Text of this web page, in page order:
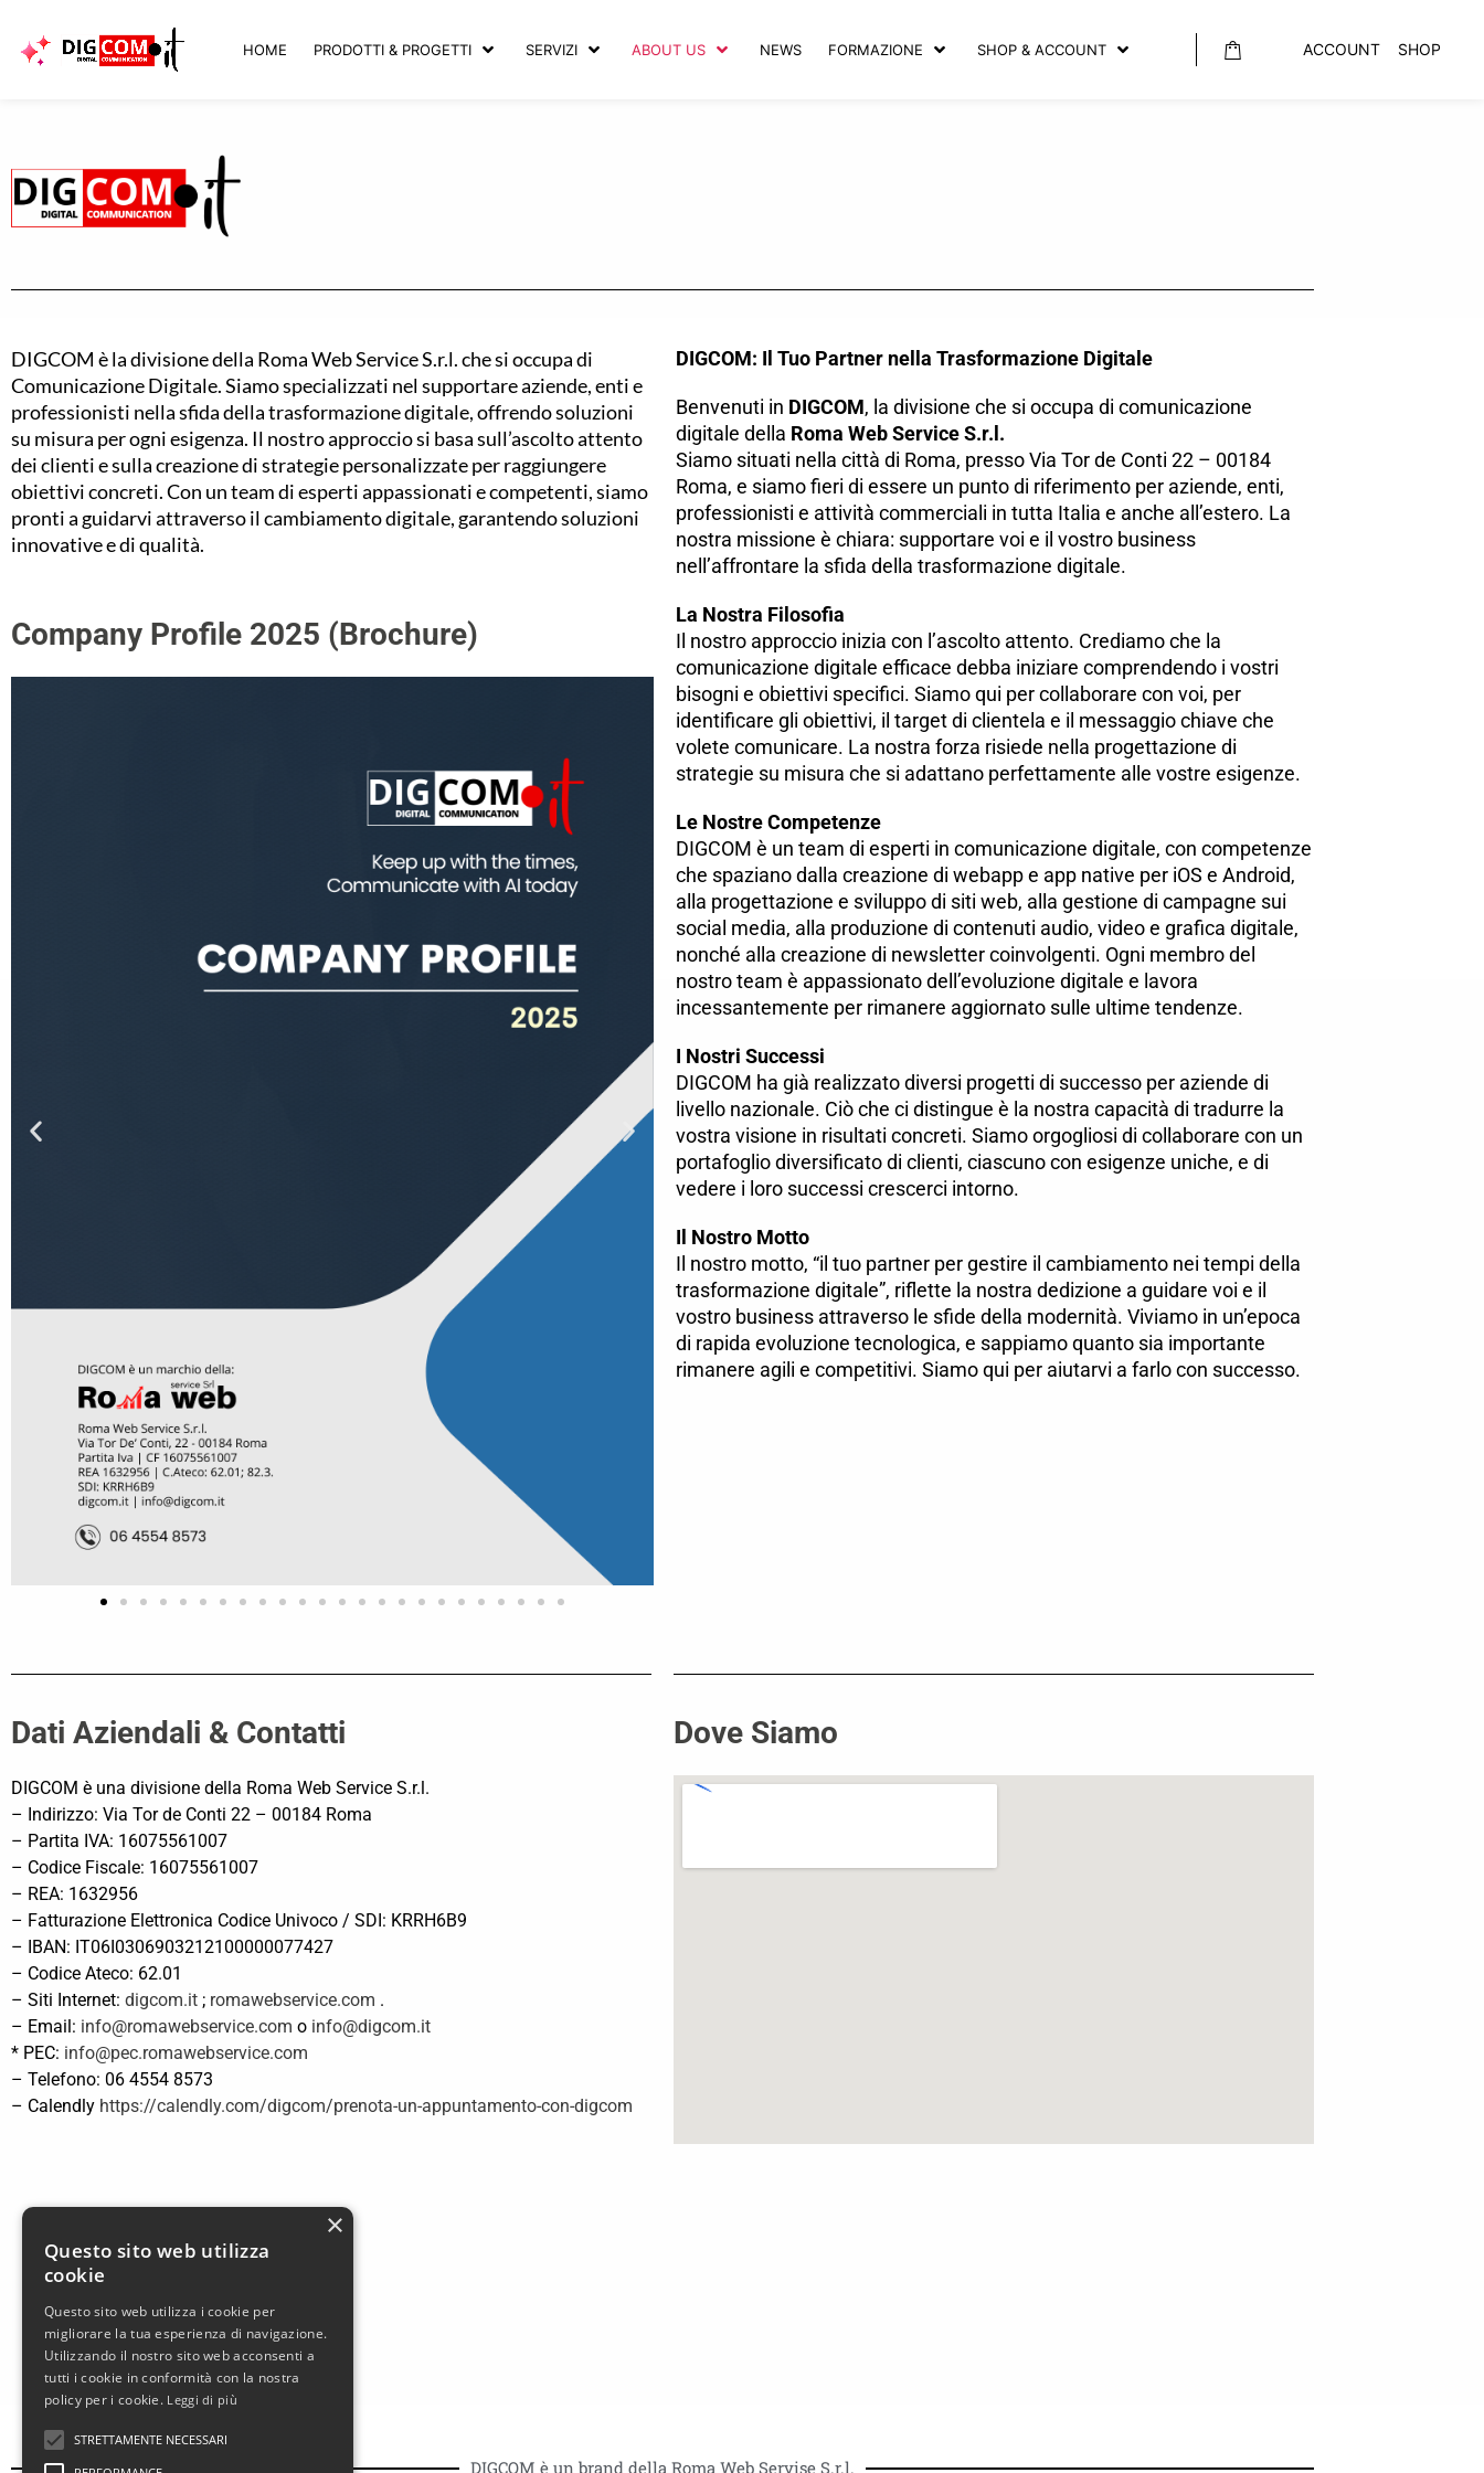
contenuto
HOME PRODOTTI & PROGETTI SERVIZI ABOUT US NEWS FORMAZIONE SHOP & ACCOUNT ACCOUNT SHOP
DIGCOM è la divisione della Roma Web Service S.r.l. che si occupa di
Comunicazione Digitale. Siamo specializzati nel supportare aziende, enti e
professionisti nella sfida della trasformazione digitale, offrendo soluzioni
su misura per ogni esigenza. Il nostro approccio si basa sull’ascolto attento
dei clienti e sulla creazione di strategie personalizzate per raggiungere
obiettivi concreti. Con un team di esperti appassionati e competenti, siamo
pronti a guidarvi attraverso il cambiamento digitale, garantendo soluzioni
innovative e di qualità.
Company Profile 2025 (Brochure)
DIGCOM: Il Tuo Partner nella Trasformazione Digitale
Benvenuti in DIGCOM, la divisione che si occupa di comunicazione
digitale della Roma Web Service S.r.l.
Siamo situati nella città di Roma, presso Via Tor de Conti 22 – 00184
Roma, e siamo fieri di essere un punto di riferimento per aziende, enti,
professionisti e attività commerciali in tutta Italia e anche all’estero. La
nostra missione è chiara: supportare voi e il vostro business
nell’affrontare la sfida della trasformazione digitale.
La Nostra Filosofia
Il nostro approccio inizia con l’ascolto attento. Crediamo che la
comunicazione digitale efficace debba iniziare comprendendo i vostri
bisogni e obiettivi specifici. Siamo qui per collaborare con voi, per
identificare gli obiettivi, il target di clientela e il messaggio chiave che
volete comunicare. La nostra forza risiede nella progettazione di
strategie su misura che si adattano perfettamente alle vostre esigenze.
Le Nostre Competenze
DIGCOM è un team di esperti in comunicazione digitale, con competenze
che spaziano dalla creazione di webapp e app native per iOS e Android,
alla progettazione e sviluppo di siti web, alla gestione di campagne sui
social media, alla produzione di contenuti audio, video e grafica digitale,
nonché alla creazione di newsletter coinvolgenti. Ogni membro del
nostro team è appassionato dell’evoluzione digitale e lavora
incessantemente per rimanere aggiornato sulle ultime tendenze.
I Nostri Successi
DIGCOM ha già realizzato diversi progetti di successo per aziende di
livello nazionale. Ciò che ci distingue è la nostra capacità di tradurre la
vostra visione in risultati concreti. Siamo orgogliosi di collaborare con un
portafoglio diversificato di clienti, ciascuno con esigenze uniche, e di
vedere i loro successi crescerci intorno.
Il Nostro Motto
Il nostro motto, “il tuo partner per gestire il cambiamento nei tempi della
trasformazione digitale”, riflette la nostra dedizione a guidare voi e il
vostro business attraverso le sfide della modernità. Viviamo in un’epoca
di rapida evoluzione tecnologica, e sappiamo quanto sia importante
rimanere agili e competitivi. Siamo qui per aiutarvi a farlo con successo.
Dati Aziendali & Contatti
DIGCOM è una divisione della Roma Web Service S.r.l.
– Indirizzo: Via Tor de Conti 22 – 00184 Roma
– Partita IVA: 16075561007
– Codice Fiscale: 16075561007
– REA: 1632956
– Fatturazione Elettronica Codice Univoco / SDI: KRRH6B9
– IBAN: IT06I0306903212100000077427
– Codice Ateco: 62.01
– Siti Internet: digcom.it ; romawebservice.com .
– Email: info@romawebservice.com o info@digcom.it
* PEC: info@pec.romawebservice.com
– Telefono: 06 4554 8573
– Calendly https://calendly.com/digcom/prenota-un-appuntamento-con-digcom
Dove Siamo
DIGCOM è un brand della Roma Web Servise S.r.l.
×
Questo sito web utilizza
cookie
Questo sito web utilizza i cookie per
migliorare la tua esperienza di navigazione.
Utilizzando il nostro sito web acconsenti a
tutti i cookie in conformità con la nostra
policy per i cookie. Leggi di più
STRETTAMENTE NECESSARI